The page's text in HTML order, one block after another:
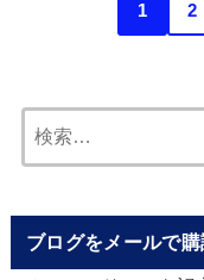
1 2
ブログをメールで